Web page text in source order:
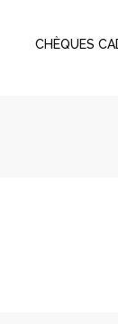
CHÈQUES